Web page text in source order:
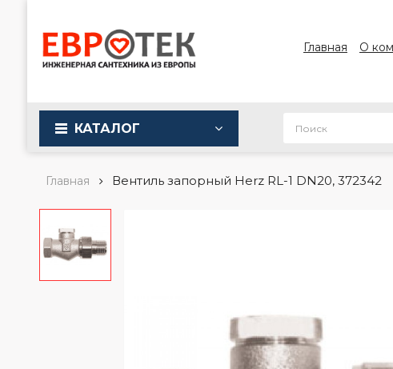
Главная О
КАТАЛОГ
Главная Вентиль запорный Herz RL-1 DN20, 372342